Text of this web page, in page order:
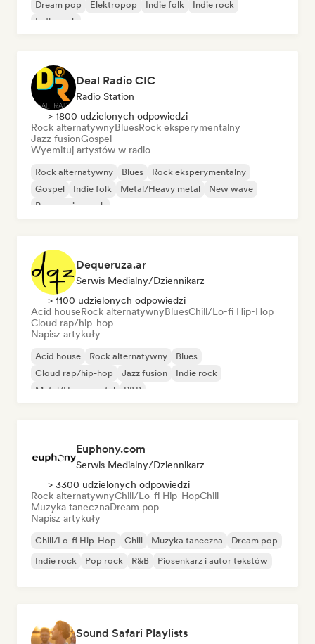
Dream pop
Elektropop Indie folk
Indie rock
Indie rock
Deal Radio CIC
Radio Station
> 1800 udzielonych odpowiedzi
Rock alternatywnyBluesRock eksperymentalny
Jazz fusionGospel
Wyemituj artystów w radio
Rock alternatywny Blues
Rock eksperymentalny
Gospel
Indie folk Metal/Heavy metal
New wave
Progressive rock
Dequeruza.ar
Serwis Medialny/Dziennikarz
> 1100 udzielonych odpowiedzi
Acid houseRock alternatywnyBluesChill/Lo-fi Hip-Hop
Cloud rap/hip-hop
Napisz artykuły
Acid house Rock alternatywny
Blues
Cloud rap/hip-hop
Jazz fusion
Indie rock
Metal/Heavy metal
R&B
Euphony.com
Serwis Medialny/Dziennikarz
> 3300 udzielonych odpowiedzi
Rock alternatywnyChill/Lo-fi Hip-HopChill
Muzyka tanecznaDream pop
Napisz artykuły
Chill/Lo-fi Hip-Hop Chill Muzyka taneczna
Dream pop
Indie rock
Pop rock R&B Piosenkarz i autor tekstów
Sound Safari Playlists